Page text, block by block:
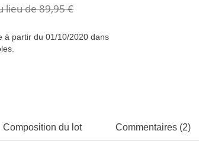
lieu de 89,95 €
à partir du 01/10/2020 dans
Composition du lot Commentaires (2)